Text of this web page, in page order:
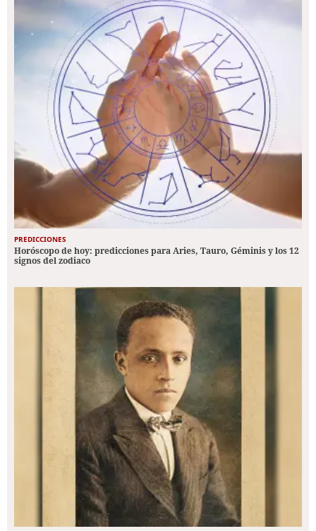
PREDICCIONES
Horóscopo de hoy: predicciones para Aries, Tauro, Géminis y los 12
signos del zodiaco